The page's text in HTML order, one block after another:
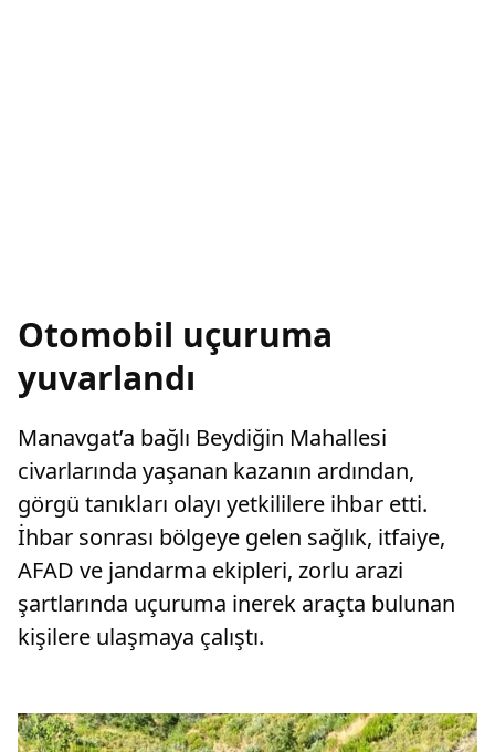
Otomobil uçuruma
yuvarlandı
Manavgat’a bağlı Beydiğin Mahallesi
civarlarında yaşanan kazanın ardından,
görgü tanıkları olayı yetkililere ihbar etti.
İhbar sonrası bölgeye gelen sağlık, itfaiye,
AFAD ve jandarma ekipleri, zorlu arazi
şartlarında uçuruma inerek araçta bulunan
kişilere ulaşmaya çalıştı.